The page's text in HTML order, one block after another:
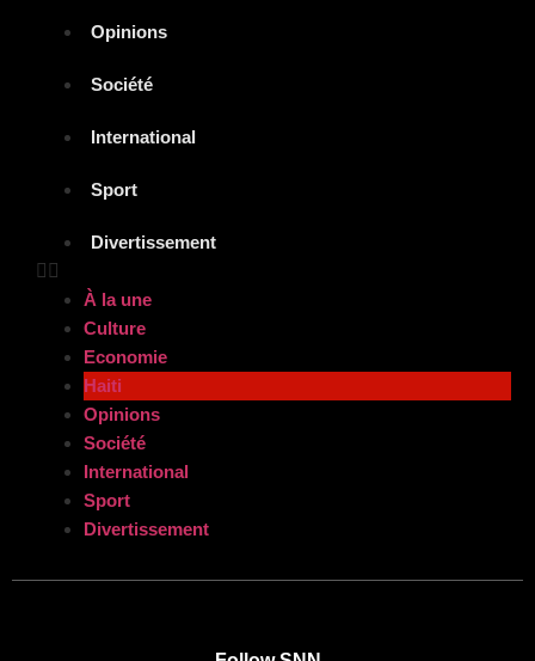
Opinions
Société
International
Sport
Divertissement
À la une
Culture
Economie
Haiti
Opinions
Société
International
Sport
Divertissement